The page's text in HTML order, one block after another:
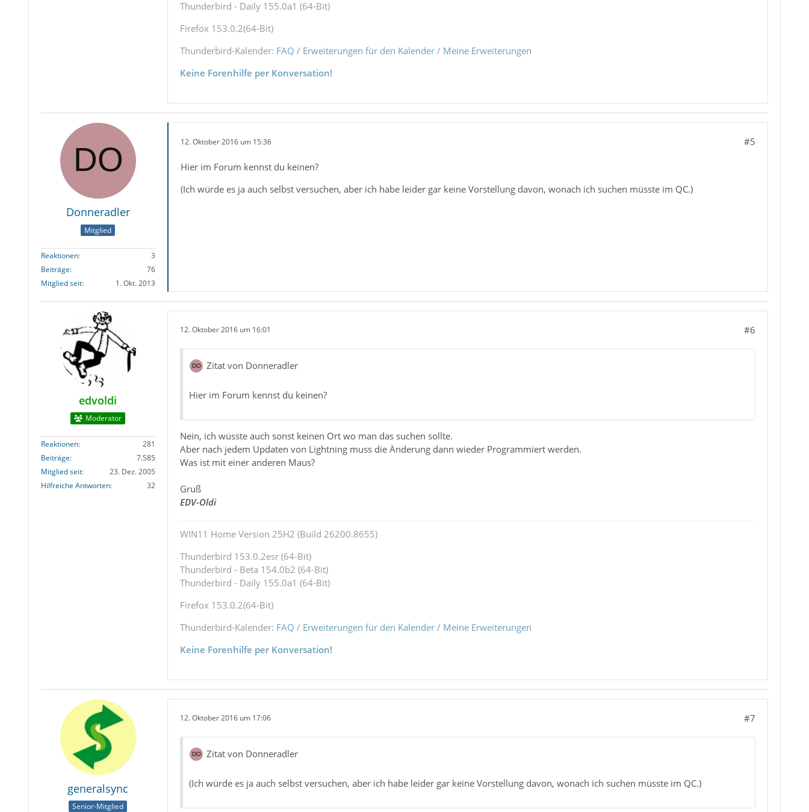
Thunderbird - Daily 155.0a1 (64-Bit)
Firefox 153.0.2(64-Bit)
Thunderbird-Kalender: FAQ / Erweiterungen für den Kalender/ Meine Erweiterungen
Keine Forenhilfe per Konversation!
Donneradler
Mitglied
Reaktionen
3
Beiträge
76
Mitglied seit
1. Okt. 2013
12. Oktober 2016 um 15:36 #5
Hier im Forum kennst du keinen?
(Ich würde es ja auch selbst versuchen, aber ich habe leider gar keine Vorstellung davon, wonach ich suchen müsste im QC.)
edvoldi
Moderator
Reaktionen
281
Beiträge
7.585
Mitglied seit
23. Dez. 2005
Hilfreiche Antworten
32
12. Oktober 2016 um 16:01 #6
Zitat von Donneradler
Hier im Forum kennst du keinen?
Nein, ich wüsste auch sonst keinen Ort wo man das suchen sollte.
Aber nach jedem Updaten von Lightning muss die Änderung dann wieder Programmiert werden.
Was ist mit einer anderen Maus?
Gruß
EDV-Oldi
WIN11 Home Version 25H2 (Build 26200.8655)
Thunderbird 153.0.2esr (64-Bit)
Thunderbird - Beta 154.0b2 (64-Bit)
Thunderbird - Daily 155.0a1 (64-Bit)
Firefox 153.0.2(64-Bit)
Thunderbird-Kalender: FAQ / Erweiterungen für den Kalender/ Meine Erweiterungen
Keine Forenhilfe per Konversation!
generalsync
Senior-Mitglied
12. Oktober 2016 um 17:06 #7
Zitat von Donneradler
(Ich würde es ja auch selbst versuchen, aber ich habe leider gar keine Vorstellung davon, wonach ich suchen müsste im QC.)